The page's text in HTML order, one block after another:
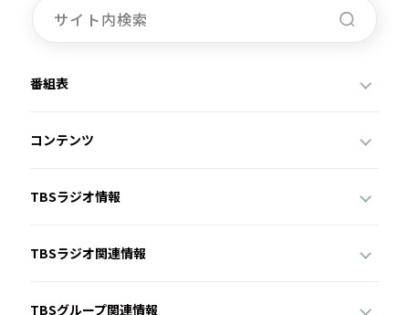
番組表
コンテンツ
TBSラジオ情報
TBSラジオ関連情報
TBSグループ関連情報